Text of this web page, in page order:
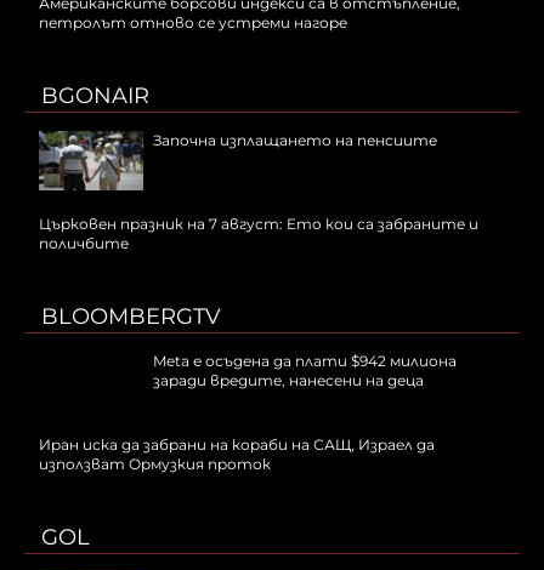
петролът отново се устреми нагоре
BGONAIR
Започна изплащането на пенсиите
Църковен празник на 7 август: Ето кои са забраните и
поличбите
BLOOMBERGTV
Meta е осъдена да плати $942 милиона
заради вредите, нанесени на деца
Иран иска да забрани на кораби на САЩ, Израел да
използват Ормузкия проток
GOL